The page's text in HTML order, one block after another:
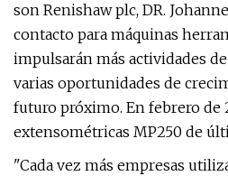
son Renishaw plc, DR.
contacto para máquinas
impulsarán más actividades
varias oportunidades de
futuro próximo. En febrero de
extensométricas MP250 de
"Cada vez más empresas